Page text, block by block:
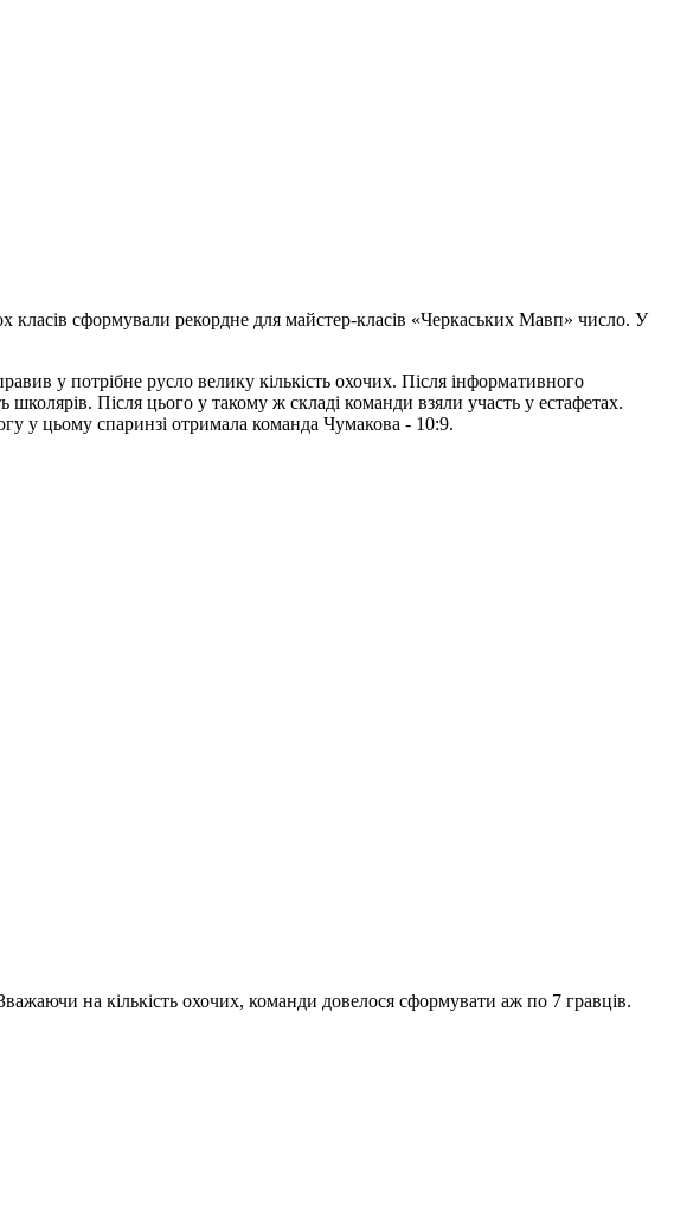
класів сформували рекордне для майстер-класів «Черкаських Мавп» число. У
у потрібне русло велику кількість охочих. Після інформативного
Після цього у такому ж складі команди взяли участь у естафетах.
у цьому спаринзі отримала команда Чумакова - 10:9.
на кількість охочих, команди довелося сформувати аж по 7 гравців.